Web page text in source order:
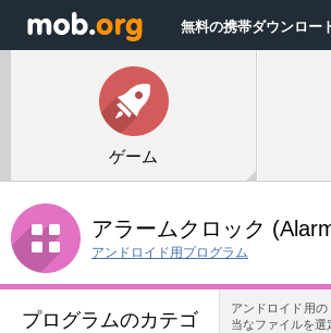
無料の携帯ダウンロー
ゲーム
アラームクロック
アンドロイド用プログラム
プログラムのカテゴ
アンドロイド用
当なファイルを